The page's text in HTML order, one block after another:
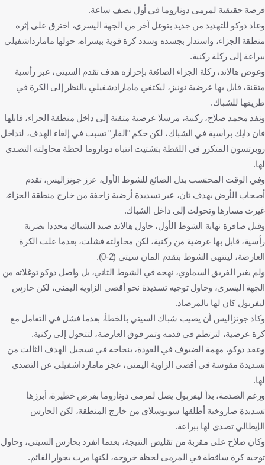
فرصة حقيقية لمرمى دوناروما في أول نصف ساعة.
وعاد دوكو للتهديد من جديد بتوغل آخر من الجهة اليسرى، اخترق على إثره
منطقة الجزاء، واستدار بجسده وسدد كرة قوية بيسراه، حولها مامارداشفيلي
ببراعة إلى ركلة ركنية.
وعوض هالاند، ركلة الجزاء الضائعة بإحرازه هدف تقدم السيتي، عبر رأسية
متقنة، قابل بها عرضية نونيز، ليكتفي مامارادشفيلي بالنظر إلى الكرة في
طريقها للشباك.
ونفذ محمد صلاح، ركنية، مرسلا عرضية متقنة إلى داخل منطقة الجزاء، قابلها
فان دايك برأسية في الشباك، لكن حكم "الفار" تسبب في إلغاء الهدف، لتداخل
روبرتسون المتكرر في اللقطة بتشتيت انتباه دوناروما لحظة محاولته التصدي
لها.
وفي الوقت المحتسب بدل الضائع للشوط الأول، عزز جونزاليس، تقدم
أصحاب الأرض بهدف ثان، عبر تسديدة أرضية زاحفة من خارج منطقة الجزاء،
غيرت مسارها وتحولت إلى داخل الشباك.
وقبل صافرة نهاية الشوط الأول، حاول هالاند صيد الشباك مجددا بضربة
رأسية، قابل بها عرضية من ركنية، لكن محاولته فشلت، بعدما علت الكرة
العارضة، لينتهي الشوط بتقدم المان سيتي (2-0).
ولم يغير الفريق السماوي، نهجه في الشوط الثاني، بل واصل دوكو توغلاته من
الجهة اليسرى، وحاول توجيه تسديدة نحو أقصى الزاوية اليمنى، لكن حارس
ليفربول كان لها بالمرصاد.
وكاد جونزاليس أن يصيب شباك السيتي بالخطأ، بعدما فشل في التعامل مع
كرة عرضية، لترتطم في قدمه وتمر فوق العارضة، لتتحول إلى ركنية.
وعقد دوكو، مهمة الضيوف في العودة، بنجاحه في تسجيل الهدف الثالث من
تسديدة مقوسة في أقصى الزاوية اليمنى، عجز مامارداشفيلي عن التصدي
لها.
ورغم الصدمة، بدأ ليفربول يصل لمرمى دوناروما بفرص خطيرة، أبرزها
تسديدة صاروخية أطلقها سوبوسلاي من خارج المنطقة، لكن الحارس
الإيطالي تصدى لها ببراعة.
وكان صلاح على مقربة من تقليص النتيجة، بعدما انفرد بحارس السيتي، وحاول
توجيه كرة ساقطة في المرمى لحظة خروجه، لكنها مرت بجوار القائم.